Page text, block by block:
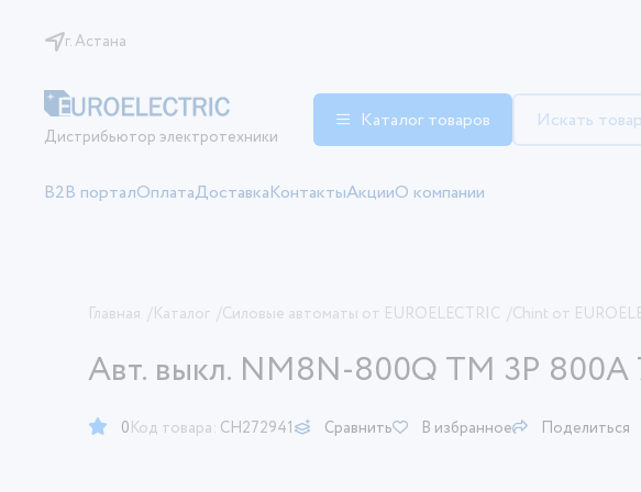
г. Астана
Дистрибьютор электротехники
Каталог товаров
B2B порталОплатаДоставкаКонтактыАкцииО компании
Главная /Каталог /Силовые автоматы от EUROELECTRIC /Chint от
Авт. выкл. NM8N-800Q TM 3P 800А
0Код товара: CH272941 Сравнить В избранное Поделиться